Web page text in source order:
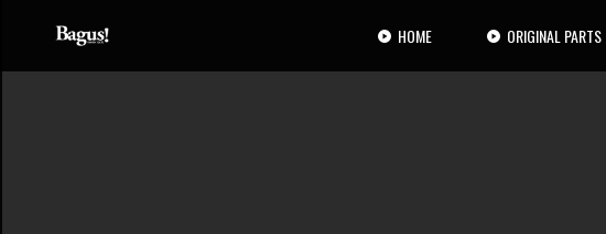
ン
ー
HOME ORIGINAL PARTS